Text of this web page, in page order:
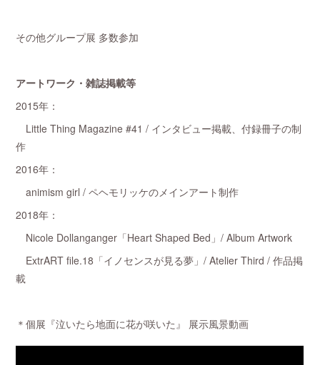
その他グループ展 多数参加
アートワーク・雑誌掲載等
2015年：
Little Thing Magazine #41 / インタビュー掲載、付録冊子の制
作
2016年：
animism girl / ペヘモリッケのメインアート制作
2018年：
Nicole Dollanganger「Heart Shaped Bed」/ Album Artwork
ExtrART file.18「イノセンスが見る夢」/ Atelier Third / 作品掲
載
＊個展『泣いたら地面に花が咲いた』 展示風景動画